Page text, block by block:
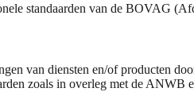
standaarden van de BOVAG
van diensten en/of producten
zoals in overleg met de